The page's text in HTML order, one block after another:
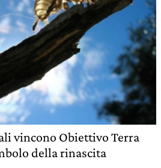
vincono Obiettivo Terra
della rinascita